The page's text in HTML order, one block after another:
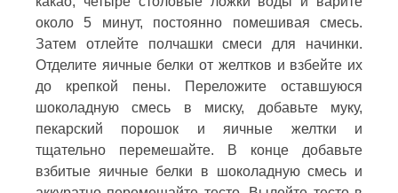
около 5 минут, постоянно помешивая смесь.
Затем отлейте полчашки смеси для начинки.
Отделите яичные белки от желтков и взбейте их
до крепкой пены. Переложите оставшуюся
шоколадную смесь в миску, добавьте муку,
пекарский порошок и яичные желтки и
тщательно перемешайте. В конце добавьте
взбитые яичные белки в шоколадную смесь и